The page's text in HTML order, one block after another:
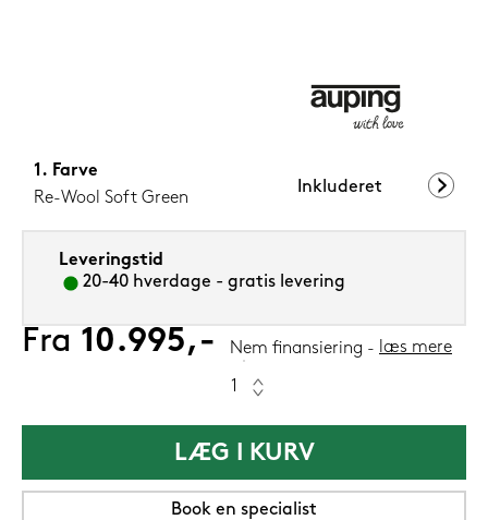
Farve
Re-Wool Soft Green
Inkluderet
Leveringstid
20-40 hverdage - gratis levering
Fra 10.995,- Nem finansiering læs mere
LÆG I KURV
Book en specialist